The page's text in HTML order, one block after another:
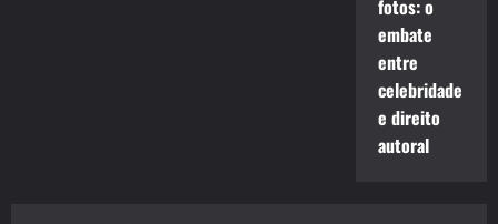
fotos: o
embate
entre
celebridade
e direito
autoral